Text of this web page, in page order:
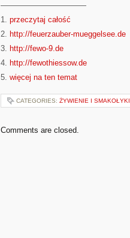
———————————
1. przeczytaj całość
2. http://feuerzauber-mueggelsee.de
3. http://fewo-9.de
4. http://fewothiessow.de
5. więcej na ten temat
CATEGORIES: ŻYWIENIE I SMAKOŁYKI
Comments are closed.